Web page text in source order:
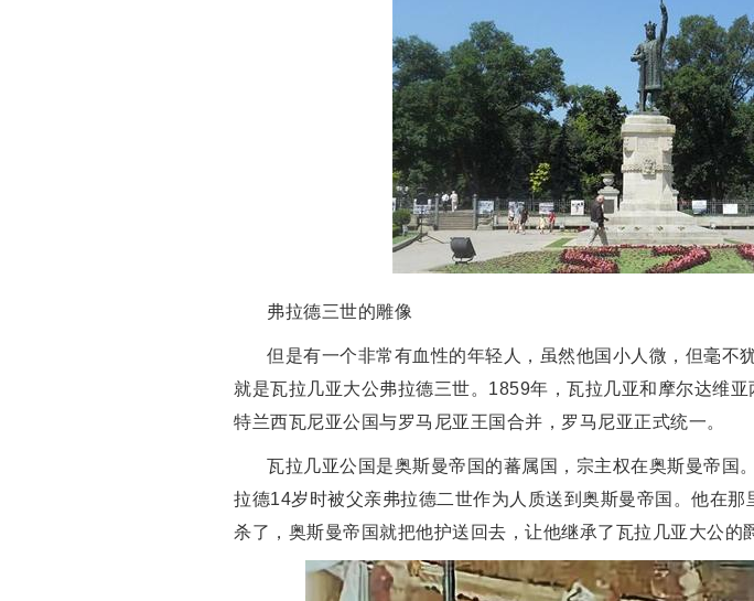
弗拉德三世的雕像
但是有一个非常有血性的年轻人，虽然他国小人微，但毫不
就是瓦拉几亚大公弗拉德三世。1859年，瓦拉几亚和摩尔达维
特兰西瓦尼亚公国与罗马尼亚王国合并，罗马尼亚正式统一。
瓦拉几亚公国是奥斯曼帝国的蕃属国，宗主权在奥斯曼帝国
拉德14岁时被父亲弗拉德二世作为人质送到奥斯曼帝国。他在
杀了，奥斯曼帝国就把他护送回去，让他继承了瓦拉几亚大公的